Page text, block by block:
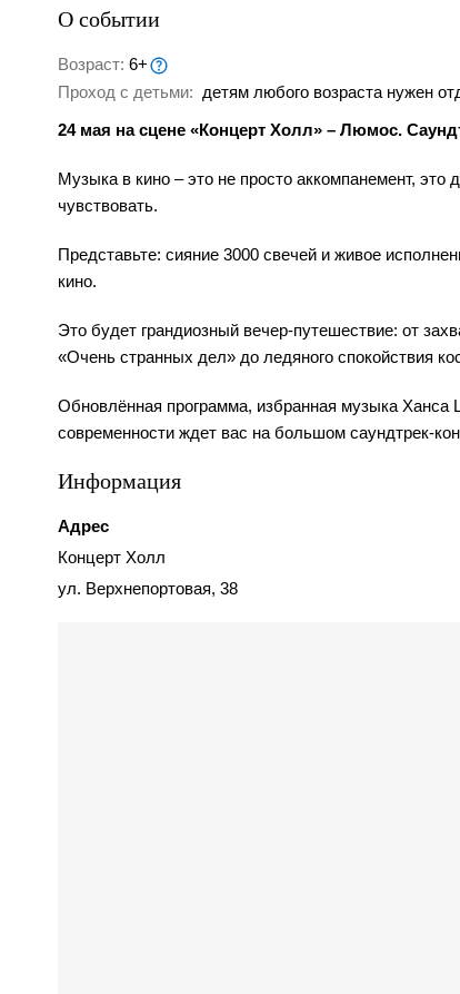
О событии
Возраст: 6+
Проход с детьми: детям любого возраста нужен
24 мая на сцене «Концерт Холл» – Люмос.
Музыка в кино – это не просто аккомпанемент,
чувствовать.
Представьте: сияние 3000 свечей и живое
кино.
Это будет грандиозный вечер-путешествие: от
«Очень странных дел» до ледяного спокойствия
Обновлённая программа, избранная музыка
современности ждет вас на большом саундтрек-
Информация
Адрес
Концерт Холл
ул. Верхнепортовая, 38